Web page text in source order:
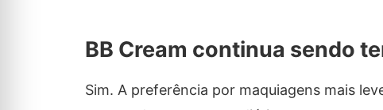
BB Cream continua sendo
Sim. A preferência por maquiagens mais